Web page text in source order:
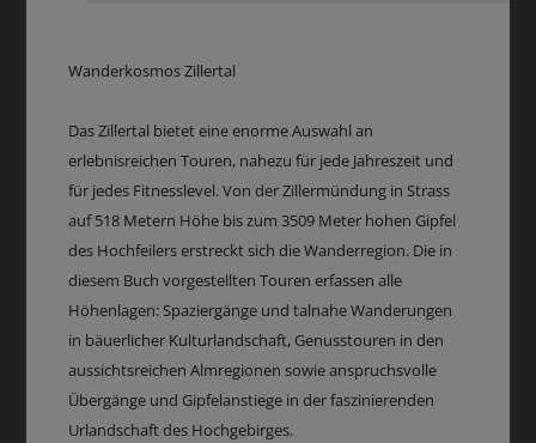
Wanderkosmos Zillertal
Das Zillertal bietet eine enorme Auswahl an
erlebnisreichen Touren, nahezu für jede Jahreszeit und
für jedes Fitnesslevel. Von der Zillermündung in Strass
auf 518 Metern Höhe bis zum 3509 Meter hohen Gipfel
des Hochfeilers erstreckt sich die Wanderregion. Die in
diesem Buch vorgestellten Touren erfassen alle
Höhenlagen: Spaziergänge und talnahe Wanderungen
in bäuerlicher Kulturlandschaft, Genusstouren in den
aussichtsreichen Almregionen sowie anspruchsvolle
Übergänge und Gipfelanstiege in der faszinierenden
Urlandschaft des Hochgebirges.